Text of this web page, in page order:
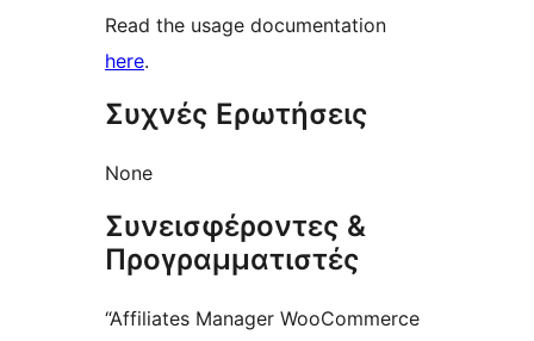
Read the usage documentation
here.
Συχνές Ερωτήσεις
None
Συνεισφέροντες &
Προγραμματιστές
“Affiliates Manager WooCommerce